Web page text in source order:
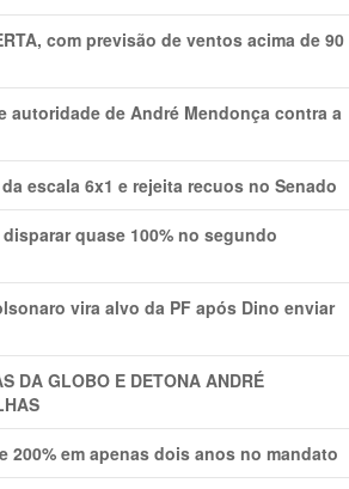
com previsão de ventos acima de 90
de André Mendonça contra a
escala 6x1 e rejeita recuos no Senado
quase 100% no segundo
vira alvo da PF após Dino enviar
DA GLOBO E DETONA ANDRÉ
200% em apenas dois anos no mandato